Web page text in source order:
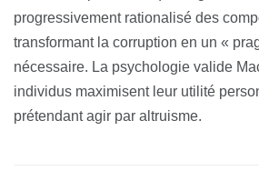
progressivement rationalisé des
transformant la corruption en un «
nécessaire. La psychologie valide
individus maximisent leur utilité
prétendant agir par altruisme.